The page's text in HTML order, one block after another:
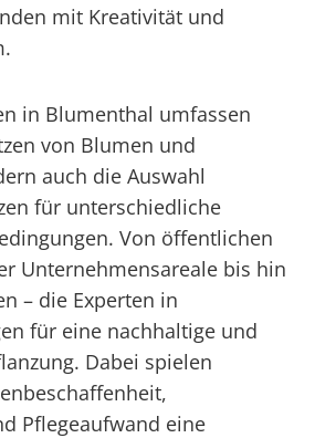
mit Kreativität und
in Blumenthal umfassen
von Blumen und
auch die Auswahl
für unterschiedliche
Von öffentlichen
Unternehmensareale bis hin
– die Experten in
für eine nachhaltige und
Dabei spielen
Pflegeaufwand eine